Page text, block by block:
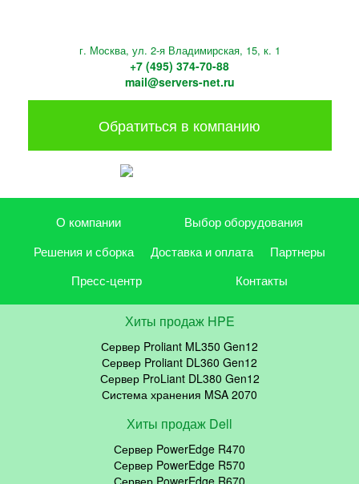
г. Москва, ул. 2-я Владимирская, 15, к. 1
+7 (495) 374-70-88
mail@servers-net.ru
Обратиться в компанию
О компании
Выбор оборудования
Решения и сборка
Доставка и оплата
Партнеры
Пресс-центр
Контакты
Хиты продаж HPE
Сервер Proliant ML350 Gen12
Сервер Proliant DL360 Gen12
Сервер ProLiant DL380 Gen12
Система хранения MSA 2070
Хиты продаж Dell
Сервер PowerEdge R470
Сервер PowerEdge R570